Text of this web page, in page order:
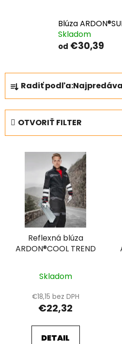
Blúza
Skladom
od €30,39
R
a
d
e
n
Radiť podľa:
OTVORIŤ FILTER
Reflexná blúza
ARDON®COOL TREND
Skladom
€18,15 bez DPH
€22,32
DETAIL